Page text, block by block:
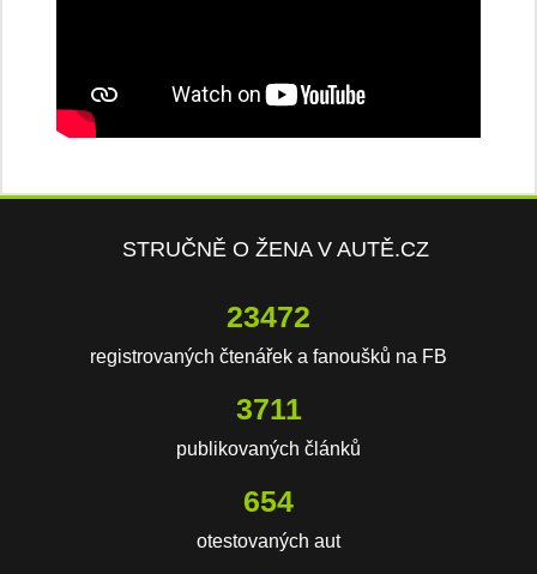
STRUČNĚ O ŽENA V AUTĚ.CZ
23472
registrovaných čtenářek a fanoušků na FB
3711
publikovaných článků
654
otestovaných aut